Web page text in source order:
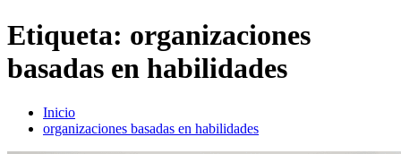
Etiqueta: organizaciones
basadas en habilidades
Inicio
organizaciones basadas en habilidades